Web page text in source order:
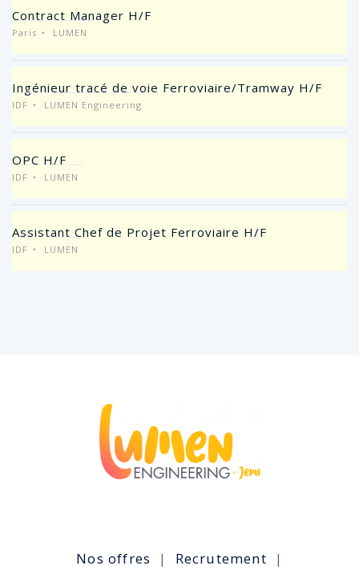
Contract Manager H/F
Paris LUMEN
Ingénieur tracé de voie Ferroviaire/Tramway H/F
IDF LUMEN Engineering
OPC H/F
IDF LUMEN
Assistant Chef de Projet Ferroviaire H/F
IDF LUMEN
Nos offres
Recrutement